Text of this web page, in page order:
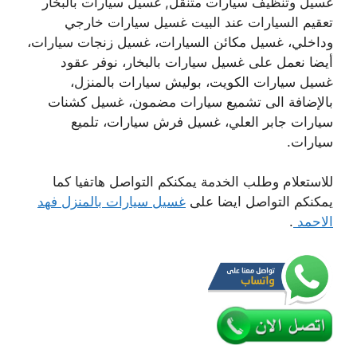
تعقيم السيارات عند البيت غسيل سيارات خارجي
وداخلي، غسيل مكائن السيارات، غسيل زنجات سيارات،
أيضا نعمل على غسيل سيارات بالبخار، نوفر عقود
غسيل سيارات الكويت، بوليش سيارات بالمنزل،
بالإضافة الى تشميع سيارات مضمون، غسيل كشنات
سيارات جابر العلي، غسيل فرش سيارات، تلميع
سيارات.
للاستعلام وطلب الخدمة يمكنكم التواصل هاتفيا كما
يمكنكم التواصل ايضا على غسيل سيارات بالمنزل فهد
الاحمد .